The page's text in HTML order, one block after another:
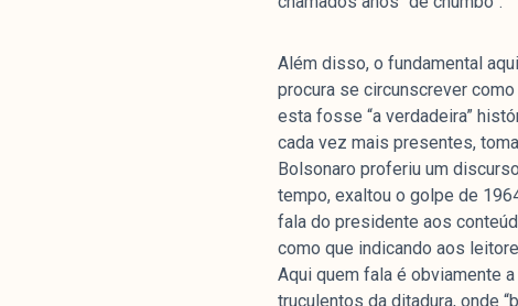
colabore
O Manchetômetro é um site de
temas de economia e política
Esfera Pública (LEMEP). O LEMEP
Além disso, o fundamental
procura se circunscrever
esta fosse “a verdadeira”
cada vez mais presentes,
Bolsonaro proferiu um
tempo, exaltou o golpe de
fala do presidente aos
como que indicando aos
Aqui quem fala é obviamente a
truculentos da ditadura, onde